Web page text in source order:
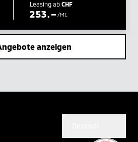
Leasing ab CHF
253.– /Mt.
anzeigen